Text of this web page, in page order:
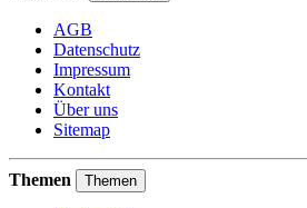
AGB
Datenschutz
Impressum
Kontakt
Über uns
Sitemap
Themen Themen